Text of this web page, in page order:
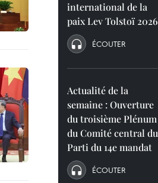
international de la
paix Lev Tolstoï 2026
ÉCOUTER
Actualité de la
semaine : Ouverture
du troisième Plénum
du Comité central du
Parti du 14e mandat
ÉCOUTER